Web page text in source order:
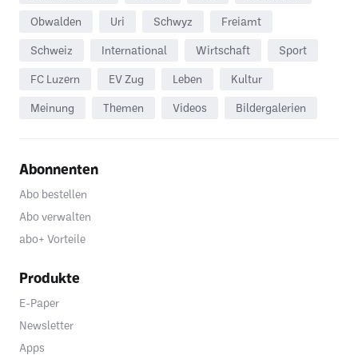
Obwalden Uri Schwyz Freiamt
Schweiz International Wirtschaft Sport
FC Luzern EV Zug Leben Kultur
Meinung Themen Videos Bildergalerien
Abonnenten
Abo bestellen
Abo verwalten
abo+ Vorteile
Produkte
E-Paper
Newsletter
Apps